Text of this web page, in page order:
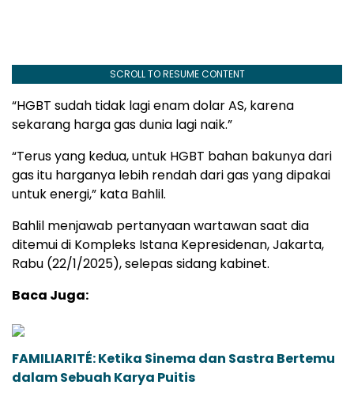
SCROLL TO RESUME CONTENT
“HGBT sudah tidak lagi enam dolar AS, karena
sekarang harga gas dunia lagi naik.”
“Terus yang kedua, untuk HGBT bahan bakunya dari
gas itu harganya lebih rendah dari gas yang dipakai
untuk energi,” kata Bahlil.
Bahlil menjawab pertanyaan wartawan saat dia
ditemui di Kompleks Istana Kepresidenan, Jakarta,
Rabu (22/1/2025), selepas sidang kabinet.
Baca Juga:
FAMILIARITÉ: Ketika Sinema dan Sastra Bertemu
dalam Sebuah Karya Puitis